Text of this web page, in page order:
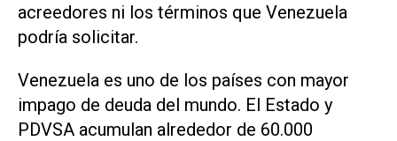
acreedores ni los términos que Venezuela
podría solicitar.
Venezuela es uno de los países con ⁠mayor
impago de deuda del mundo. El Estado y
PDVSA ​acumulan alrededor de 60.000